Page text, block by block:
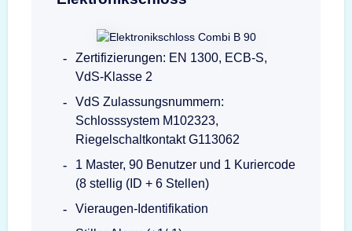
Zertifizierungen: EN 1300, ECB-S,
VdS-Klasse 2
VdS Zulassungsnummern:
Schlosssystem M102323,
Riegelschaltkontakt G113062
1 Master, 90 Benutzer und 1 Kuriercode
(8 stellig (ID + 6 Stellen)
Vieraugen-Identifikation